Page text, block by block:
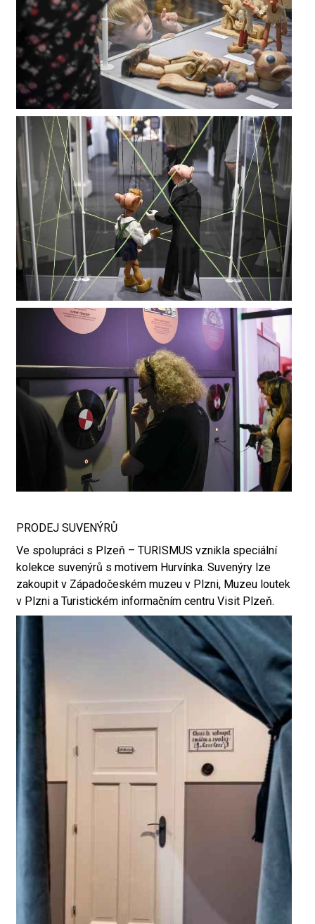
PRODEJ SUVENÝRŮ
Ve spolupráci s Plzeň – TURISMUS vznikla speciální
kolekce suvenýrů s motivem Hurvínka. Suvenýry lze
zakoupit v Západočeském muzeu v Plzni, Muzeu loutek
v Plzni a Turistickém informačním centru Visit Plzeň.